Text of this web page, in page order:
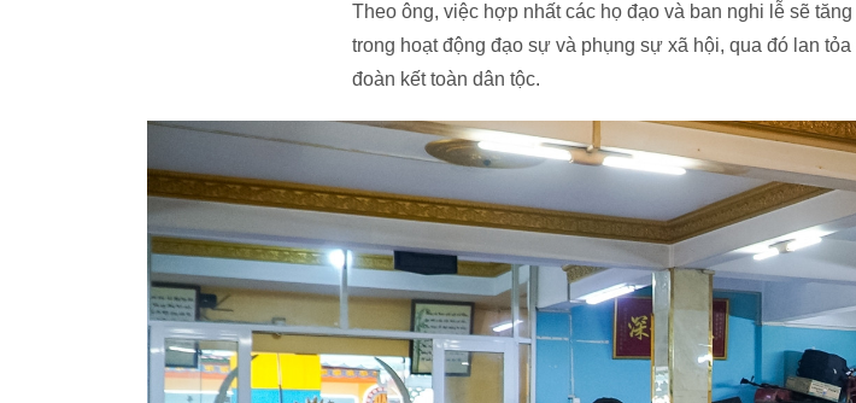
Theo ông, việc hợp nhất các họ đạo và ban nghi lễ sẽ
trong hoạt động đạo sự và phụng sự xã hội, qua đó lan
đoàn kết toàn dân tộc.